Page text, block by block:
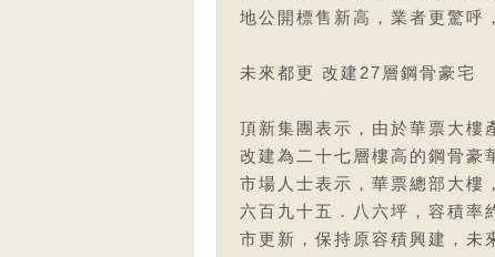
地公開標售新高，業者更驚呼
未來都更 改建27層鋼骨豪宅
頂新集團表示，由於華票大樓
改建為二十七層樓高的鋼骨豪
市場人士表示，華票總部大樓
六百九十五．八六坪，容積率
市更新，保持原容積興建，未